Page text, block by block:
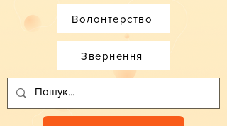
Волонтерство
Звернення